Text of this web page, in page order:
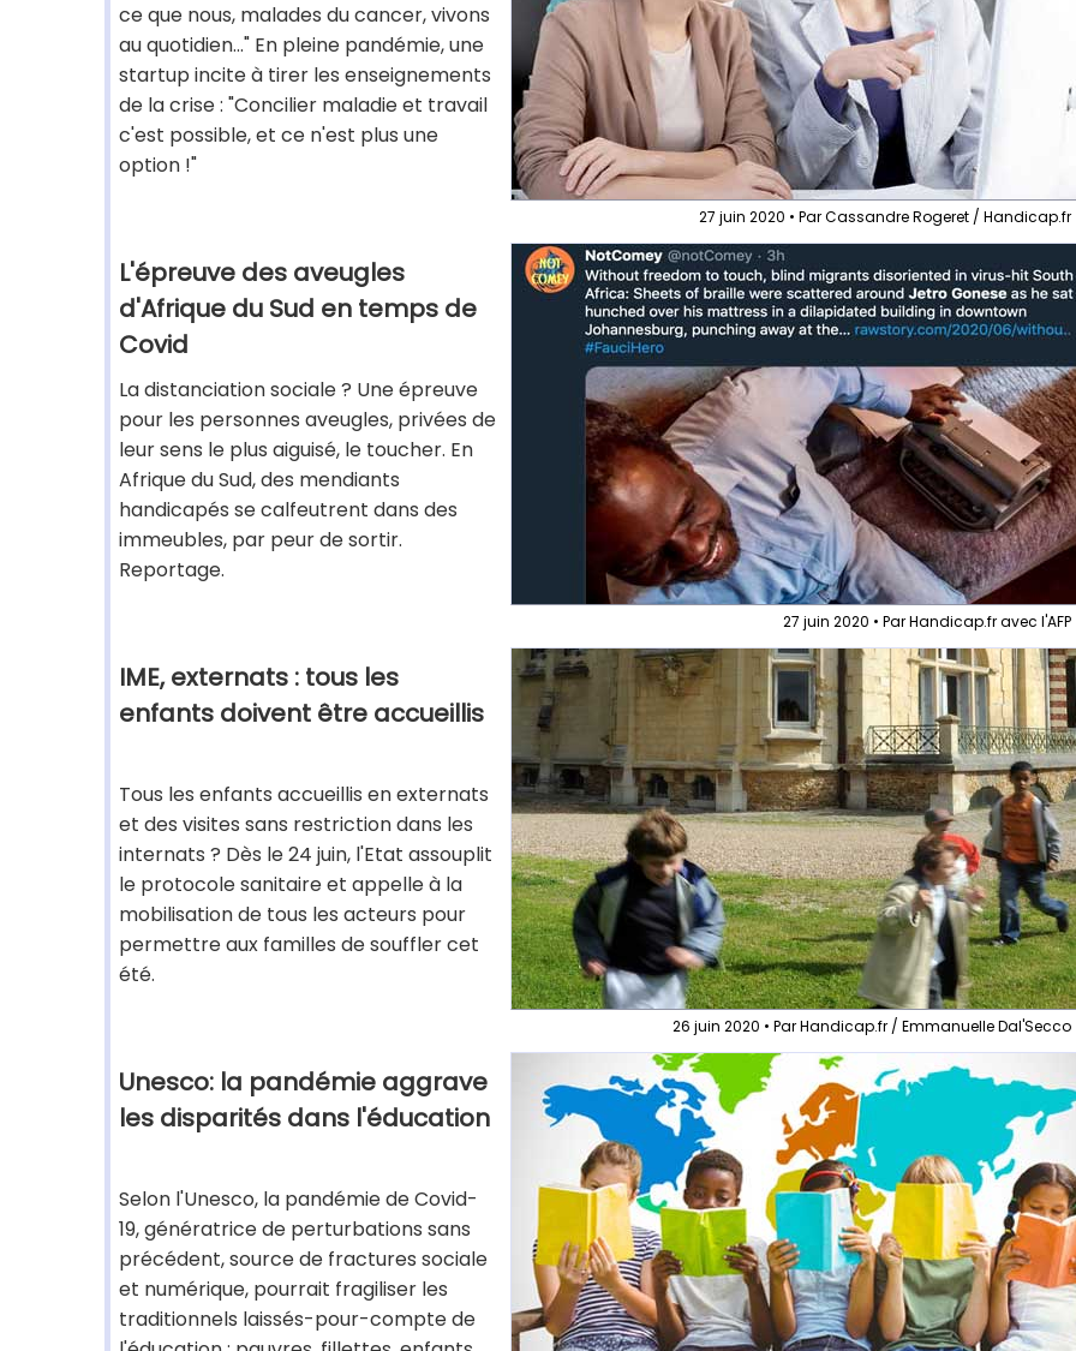
ce que nous, malades du cancer, vivons
au quotidien..." En pleine pandémie, une
startup incite à tirer les enseignements
de la crise : "Concilier maladie et travail
c'est possible, et ce n'est plus une
option !"
27 juin 2020 • Par Cassandre Rogeret / Handicap.fr
L'épreuve des aveugles
d'Afrique du Sud en temps de
Covid
La distanciation sociale ? Une épreuve
pour les personnes aveugles, privées de
leur sens le plus aiguisé, le toucher. En
Afrique du Sud, des mendiants
handicapés se calfeutrent dans des
immeubles, par peur de sortir.
Reportage.
27 juin 2020 • Par Handicap.fr avec l'AFP
IME, externats : tous les
enfants doivent être accueillis
Tous les enfants accueillis en externats
et des visites sans restriction dans les
internats ? Dès le 24 juin, l'Etat assouplit
le protocole sanitaire et appelle à la
mobilisation de tous les acteurs pour
permettre aux familles de souffler cet
été.
26 juin 2020 • Par Handicap.fr / Emmanuelle Dal'Secco
Unesco: la pandémie aggrave
les disparités dans l'éducation
Selon l'Unesco, la pandémie de Covid-
19, génératrice de perturbations sans
précédent, source de fractures sociale
et numérique, pourrait fragiliser les
traditionnels laissés-pour-compte de